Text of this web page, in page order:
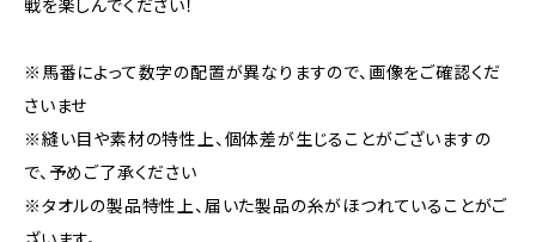
戦を楽しんでください！
※馬番によって数字の配置が異なりますので、画像をご確認くだ
さいませ
※縫い目や素材の特性上、個体差が生じることがございますの
で、予めご了承ください
※タオルの製品特性上、届いた製品の糸がほつれていることがご